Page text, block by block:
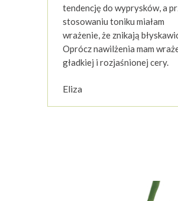
tendencję do wyprysków, a
stosowaniu toniku miałam
wrażenie, że znikają
Oprócz nawilżenia mam
gładkiej i rozjaśnionej cery.
Eliza